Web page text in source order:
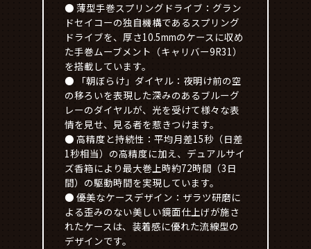
● 薄型手巻スプリングドライブ：グラン
ドセイコーの独自機構であるスプリング
ドライブを、厚さ10.5mmのケースに収め
た手巻ムーブメント（キャリバー9R31）
を搭載しています。
● 「朝ぼらけ」ダイヤル：夜明け前の空
の移ろいを表現した深みのあるブルーグ
レーのダイヤルが、光を受けて様々な表
情を見せ、見る者を惹きつけます。
● 高精度と持続性：平均月差15秒（日差
1秒相当）の高精度に加え、デュアルサイ
ズ香箱により最大巻上時約72時間（3日
間）の駆動時間を実現しています。
● 優美なケースデザイン：ザラツ研磨に
よる歪みのない美しい鏡面仕上げが施さ
れたケースは、装着感に優れた流線型の
デザインです。